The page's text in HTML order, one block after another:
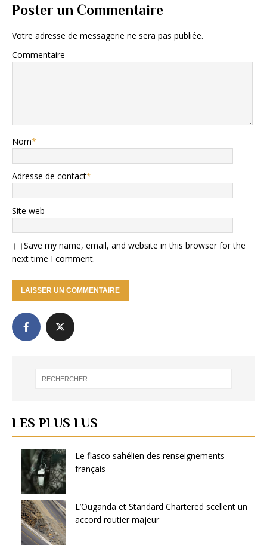
Poster un Commentaire
Votre adresse de messagerie ne sera pas publiée.
Commentaire
Nom*
Adresse de contact*
Site web
Save my name, email, and website in this browser for the
next time I comment.
LES PLUS LUS
Le fiasco sahélien des renseignements
français
L’Ouganda et Standard Chartered scellent un
accord routier majeur